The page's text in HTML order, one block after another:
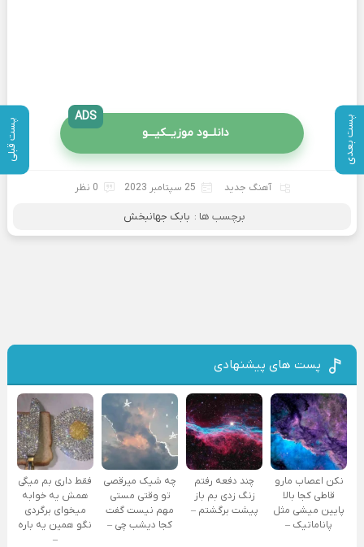
پست بعدی پست قبلی دانلــود موزیــکیـــو
ADS
آهنگ جدید 25 سپتامبر 2023 0 نظر
برچسب ها : بابک جهانبخش
پست های پیشنهادی
نکن اعصاب مارو
قاطی کجا بالا
پایین میشی مثل
پاناماتیک –
چند دفعه رفتم
زنگ زدی بم باز
پیشت برگشتم –
چه شیک میرقصی
تو وقتی مستی
مهم نیست گفت
کجا دیشب چی –
فقط داری بم میگی
همش یه خوابه
میخوای برگردی
نگو همین یه باره
–